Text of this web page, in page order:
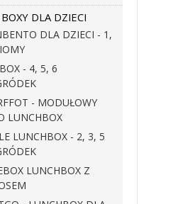
DLA DZIECI
DLA DZIECI - 1,
- 4, 5, 6
- MODUŁOWY
LUNCHBOX
LUNCHBOX - 2, 3, 5
LUNCHBOX Z